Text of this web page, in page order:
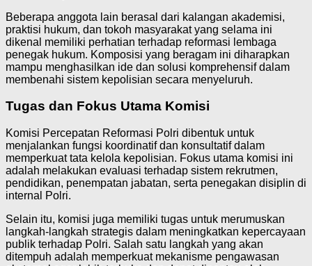
Beberapa anggota lain berasal dari kalangan akademisi,
praktisi hukum, dan tokoh masyarakat yang selama ini
dikenal memiliki perhatian terhadap reformasi lembaga
penegak hukum. Komposisi yang beragam ini diharapkan
mampu menghasilkan ide dan solusi komprehensif dalam
membenahi sistem kepolisian secara menyeluruh.
Tugas dan Fokus Utama Komisi
Komisi Percepatan Reformasi Polri dibentuk untuk
menjalankan fungsi koordinatif dan konsultatif dalam
memperkuat tata kelola kepolisian. Fokus utama komisi ini
adalah melakukan evaluasi terhadap sistem rekrutmen,
pendidikan, penempatan jabatan, serta penegakan disiplin di
internal Polri.
Selain itu, komisi juga memiliki tugas untuk merumuskan
langkah-langkah strategis dalam meningkatkan kepercayaan
publik terhadap Polri. Salah satu langkah yang akan
ditempuh adalah memperkuat mekanisme pengawasan